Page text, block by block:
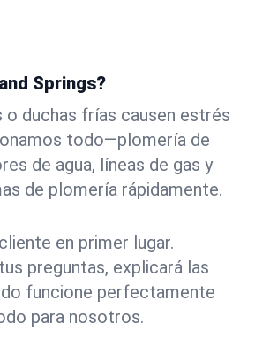
Springs?
duchas frías causen estrés
todo—plomería de
de agua, líneas de gas y
de plomería rápidamente.
en primer lugar.
preguntas, explicará las
funcione perfectamente
para nosotros.